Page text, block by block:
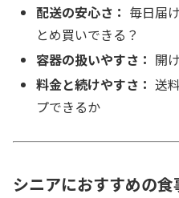
配送の安心さ： 毎日届
とめ買いできる？
容器の扱いやすさ： 開
料金と続けやすさ： 送
プできるか
シニアにおすすめの